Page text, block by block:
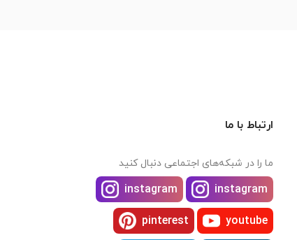
ارتباط با ما
ما را در شبکه‌های اجتماعی دنبال کنید
instagram
instagram
youtube
pinterest